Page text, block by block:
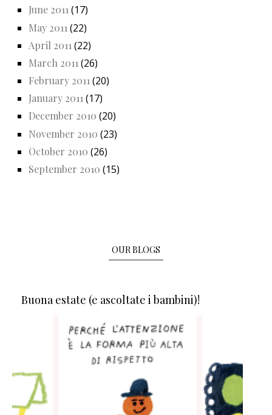
June 2011(17)
May 2011 (22)
April 2011 (22)
March 2011 (26)
February 2011 (20)
January 2011(17)
December 2010 (20)
November 2010 (23)
October 2010 (26)
September 2010 (15)
OUR BLOGS
Buona estate (e ascoltate i bambini)!